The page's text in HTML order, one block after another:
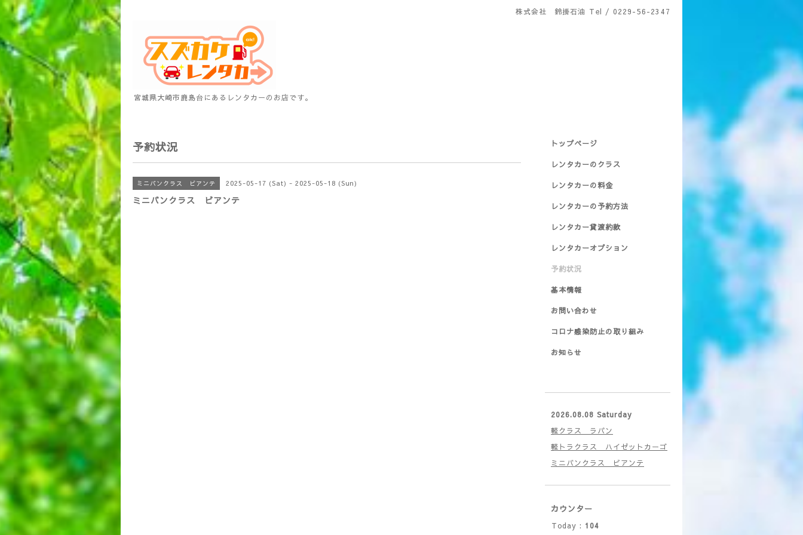
株式会社 鈴掛石油 Tel / 0229-56-2347
宮城県大崎市鹿島台にあるレンタカーのお店です。
予約状況
ミニバンクラス ビアンテ 2025-05-17 (Sat) - 2025-05-18 (Sun)
ミニバンクラス ビアンテ
トップページ
レンタカーのクラス
レンタカーの料金
レンタカーの予約方法
レンタカー貸渡約款
レンタカーオプション
予約状況
基本情報
お問い合わせ
コロナ感染防止の取り組み
お知らせ
2026.08.08 Saturday
軽クラス ラパン
軽トラクラス ハイゼットカーゴ
ミニバンクラス ビアンテ
カウンター
Today : 104